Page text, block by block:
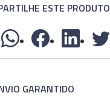
ESTE PRODUTO
GARANTIDO